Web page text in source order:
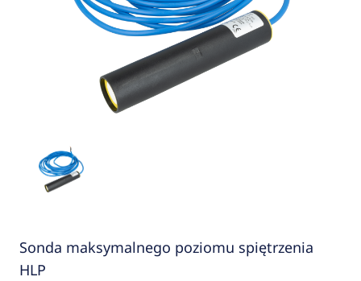
Sonda maksymalnego poziomu spiętrzenia
HLP